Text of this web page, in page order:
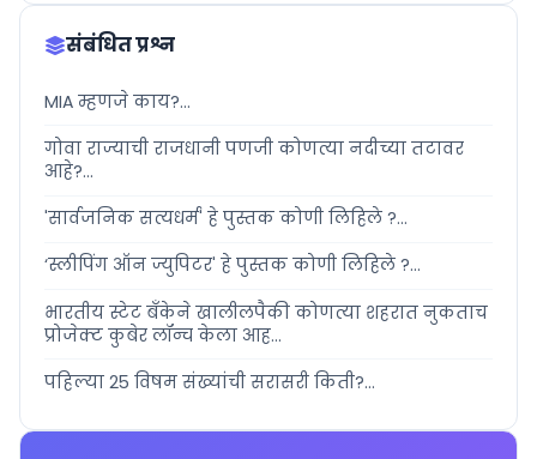
संबंधित प्रश्न
MIA म्हणजे काय?...
गोवा राज्याची राजधानी पणजी कोणत्या नदीच्या तटावर
आहे?...
'सार्वजनिक सत्यधर्म' हे पुस्तक कोणी लिहिले ?...
‘स्लीपिंग ऑन ज्युपिटर' हे पुस्तक कोणी लिहिले ?...
भारतीय स्टेट बँकेने खालीलपैकी कोणत्या शहरात नुकताच
प्रोजेक्ट कुबेर लॉन्च केला आह...
पहिल्या 25 विषम संख्यांची सरासरी किती?...